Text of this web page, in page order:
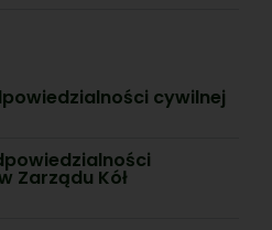
cywilnej
Zarządu Kół